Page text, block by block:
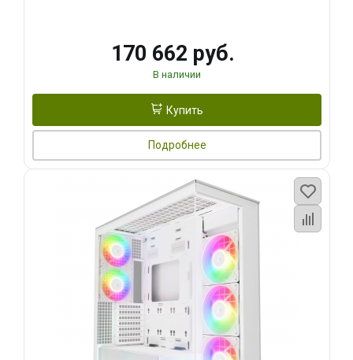
170 662 руб.
В наличии
Купить
Подробнее